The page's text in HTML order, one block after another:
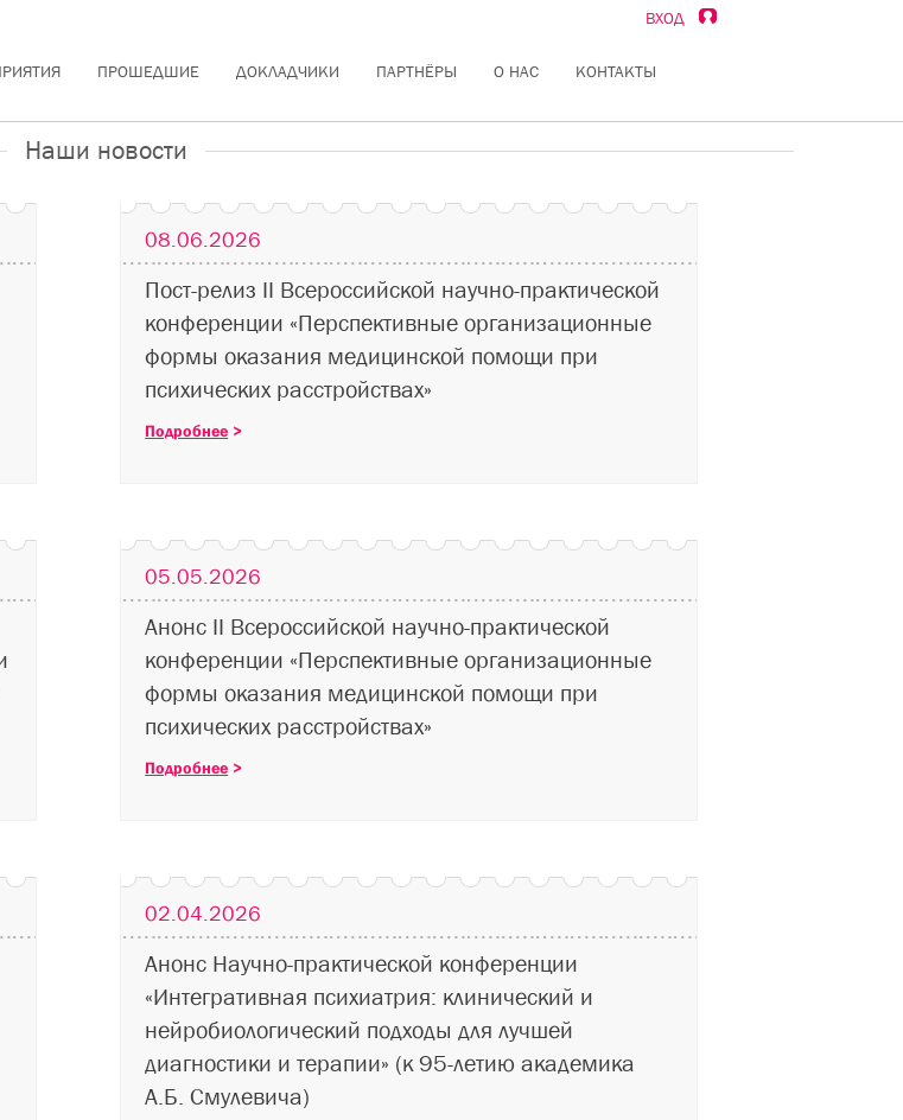
ВХОД
ПРОШЕДШИЕ ДОКЛАДЧИКИ ПАРТНЁРЫ О НАС КОНТАКТЫ
Наши новости
08.06.2026
Пост-релиз II Всероссийской научно-практической
конференции «Перспективные организационные
формы оказания медицинской помощи при
психических расстройствах»
Подробнее >
05.05.2026
Анонс II Всероссийской научно-практической
конференции «Перспективные организационные
формы оказания медицинской помощи при
психических расстройствах»
Подробнее >
02.04.2026
Анонс Научно-практической конференции
«Интегративная психиатрия: клинический и
нейробиологический подходы для лучшей
диагностики и терапии» (к 95-летию академика
А.Б. Смулевича)